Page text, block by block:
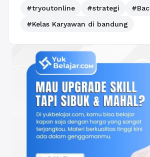
#tryoutonline
#strategi
#Kelas Karyawan di bandung